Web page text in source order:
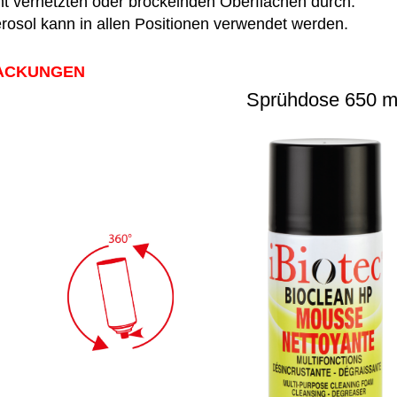
kann in allen Positionen verwendet werden.
Sprühdose 650